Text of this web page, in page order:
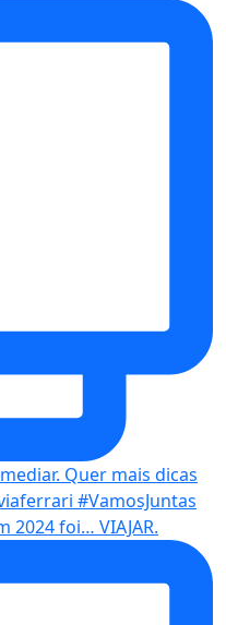
2024 foi… VIAJAR.